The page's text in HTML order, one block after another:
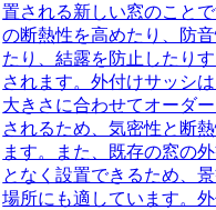
置される新しい窓のこと
の断熱性を高めたり、防
たり、結露を防止したり
されます。外付けサッシ
大きさに合わせてオーダ
されるため、気密性と断
ます。また、既存の窓の
となく設置できるため、
場所にも適しています。